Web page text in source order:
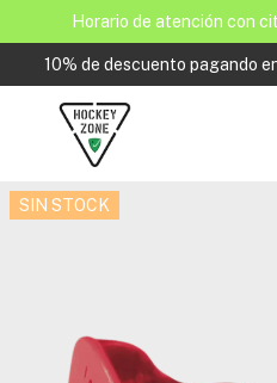
Horario de atención con
10% de descuento pagando
SIN STOCK